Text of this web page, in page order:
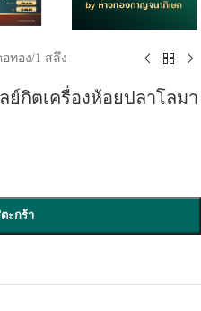
ทอง/1 สลึง
ย์กิตเครื่องห้อยปลาโลมา
ะกร้า